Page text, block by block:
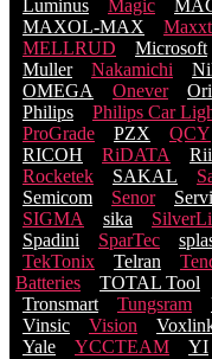
Luminus
Magic
MAXOL-MAX
MELLRUD
Microsoft
Muller
Nakamichi
OMEGA
Onever
Philips
Philips Car
ProGrade
PZX QCY
RICOH
RiDATA Rii
Rocketek
SAKAL
Semicom
Senor
SIGMA
sika
Spadini
SparTec
TekTonix
Telran
Batteries
TOTAL Tool
Tronsmart
Tungsram
Vinsic
Vision
Yale
YCCTEAM YI